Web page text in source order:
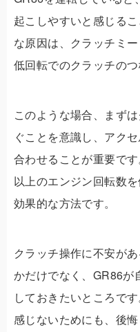
起こしやすいと感じる
な原因は、クラッチミ
低回転でのクラッチのつ
このような場合、まず
ぐことを意識し、アク
合わせることが重要で
以上のエンジン回転数
効果的な方法です。
クラッチ操作に不安が
かだけでなく、GR86が
しておきたいところで
感じないためにも、後